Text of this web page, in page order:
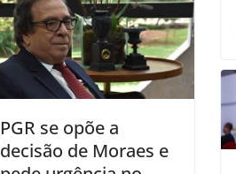
PGR se opõe a
decisão de Moraes e